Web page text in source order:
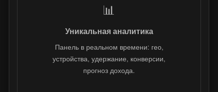
📊
Уникальная аналитика
Панель в реальном времени: гео,
устройства, удержание, конверсии,
прогноз дохода.